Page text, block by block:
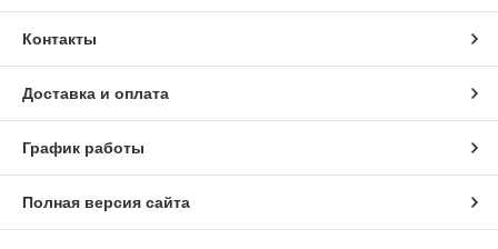
Контакты
Доставка и оплата
График работы
Полная версия сайта